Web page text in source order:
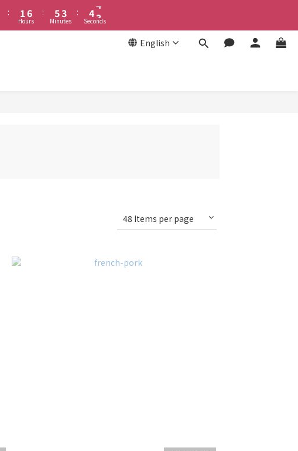
:
1
0
6
5
Hours
:
5
4
3
2
Minutes
:
4
3
3
2
Seconds
English
48 Items per page